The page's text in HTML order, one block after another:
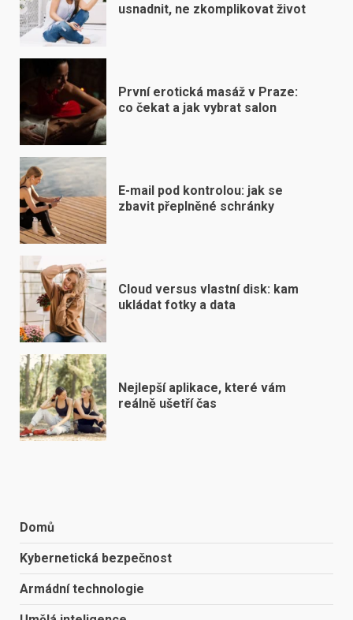
usnadnit, ne zkomplikovat život
První erotická masáž v Praze:
co čekat a jak vybrat salon
E-mail pod kontrolou: jak se
zbavit přeplněné schránky
Cloud versus vlastní disk: kam
ukládat fotky a data
Nejlepší aplikace, které vám
reálně ušetří čas
Domů
Kybernetická bezpečnost
Armádní technologie